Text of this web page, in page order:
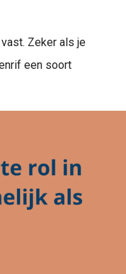
Zeker als je
een soort